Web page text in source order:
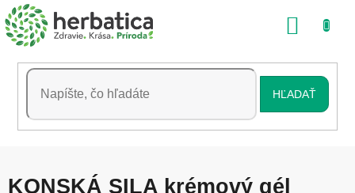
Prejsť
na
obsah
HĽADAŤ
KONSKÁ SILA krémový gél